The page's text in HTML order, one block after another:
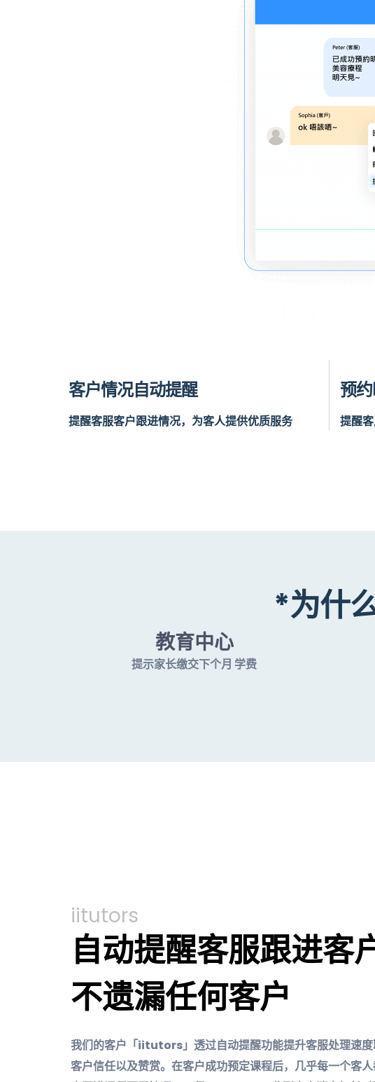
客户情况自动提醒
提醒客服客户跟进情况，为客人提供优质服务
预
提醒
*为什
教育中心
提示家长缴交下个月 学费
iitutors
自动提醒客服跟进客
不遗漏任何客户
我们的客户「iitutors」透过自动提醒功能提升客服处理速度
客户信任以及赞赏。在客户成功预定课程后，几乎每一个客